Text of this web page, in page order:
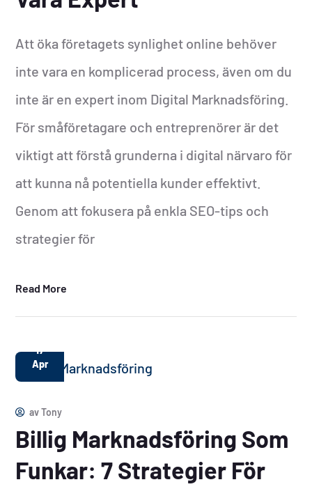
Att öka företagets synlighet online behöver
inte vara en komplicerad process, även om du
inte är en expert inom Digital Marknadsföring.
För småföretagare och entreprenörer är det
viktigt att förstå grunderna i digital närvaro för
att kunna nå potentiella kunder effektivt.
Genom att fokusera på enkla SEO-tips och
strategier för
Read More
17
Apr
avTony
Billig Marknadsföring Som
Funkar: 7 Strategier För